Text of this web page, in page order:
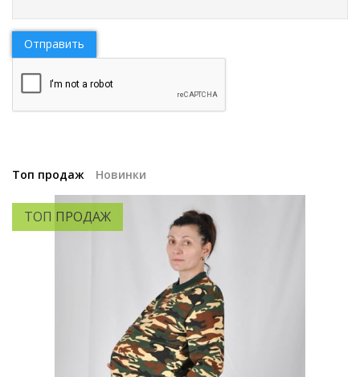
Отправить
Топ продаж Новинки
ТОП ПРОДАЖ